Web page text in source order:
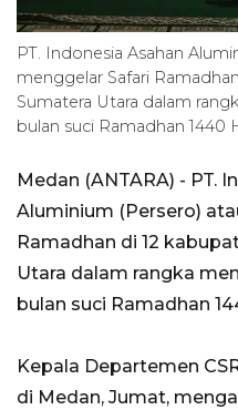
PT. Indonesia Asahan
menggelar Safari
Sumatera Utara dalam
bulan suci Ramadhan 1440
Medan (ANTARA) - PT.
Aluminium (Persero)
Ramadhan di 12
Utara dalam rangka
bulan suci Ramadhan
Kepala Departemen
di Medan, Jumat,